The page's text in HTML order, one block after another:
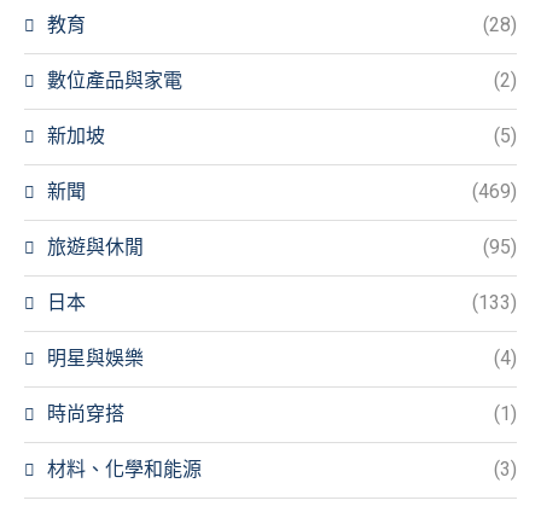
教育 (28)
數位產品與家電 (2)
新加坡 (5)
新聞 (469)
旅遊與休閒 (95)
日本 (133)
明星與娛樂 (4)
時尚穿搭 (1)
材料、化學和能源 (3)